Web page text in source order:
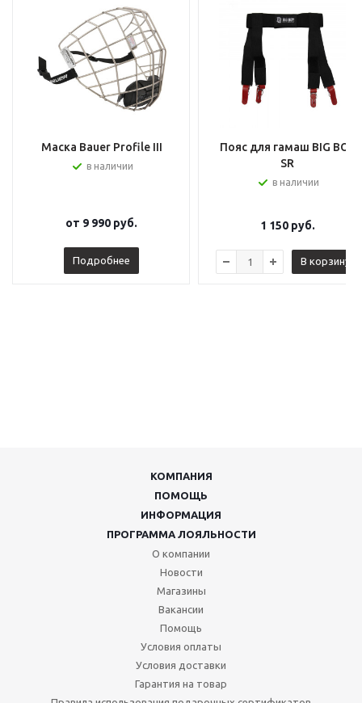
Маска Bauer Profile III
в наличии
от 9 990 руб.
Подробнее
Пояс для гамаш BIG BOY
SR
в наличии
1 150руб.
В корзину
КОМПАНИЯ
ПОМОЩЬ
ИНФОРМАЦИЯ
ПРОГРАММА ЛОЯЛЬНОСТИ
О компании
Новости
Магазины
Вакансии
Помощь
Условия оплаты
Условия доставки
Гарантия на товар